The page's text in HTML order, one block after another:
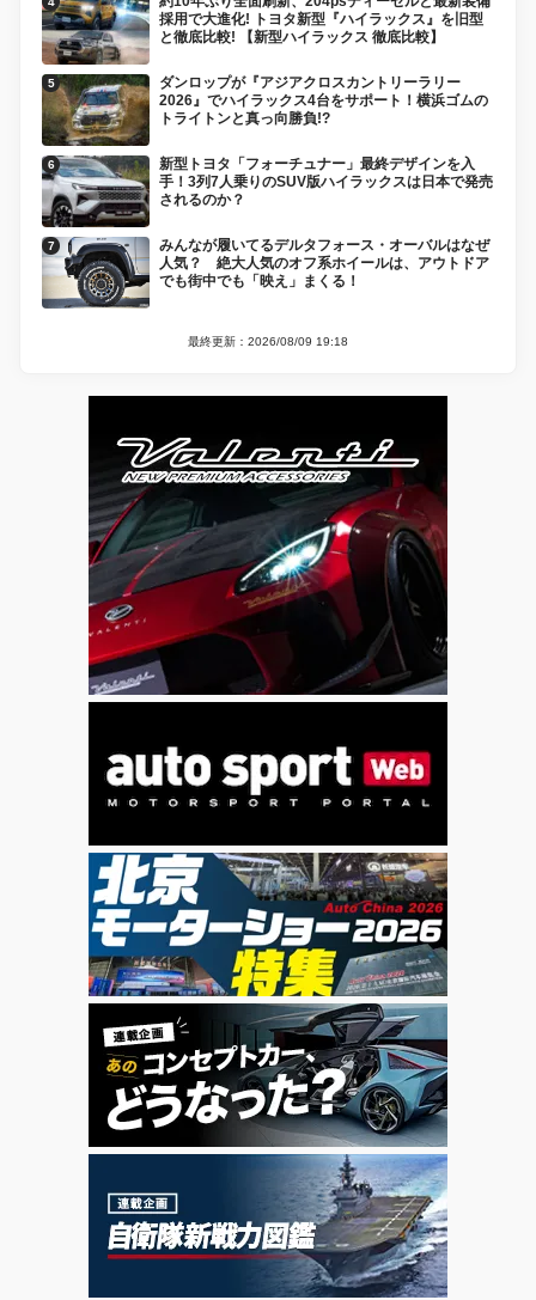
採用で大進化! トヨタ新型『ハイラックス』を旧型
と徹底比較! 【新型ハイラックス 徹底比較】
ダンロップが『アジアクロスカントリーラリー
2026』でハイラックス4台をサポート！横浜ゴムの
トライトンと真っ向勝負!?
新型トヨタ「フォーチュナー」最終デザインを入
手！3列7人乗りのSUV版ハイラックスは日本で発売
されるのか？
みんなが履いてるデルタフォース・オーバルはなぜ
人気？ 絶大人気のオフ系ホイールは、アウトドア
でも街中でも「映え」まくる！
最終更新：2026/08/09 19:18